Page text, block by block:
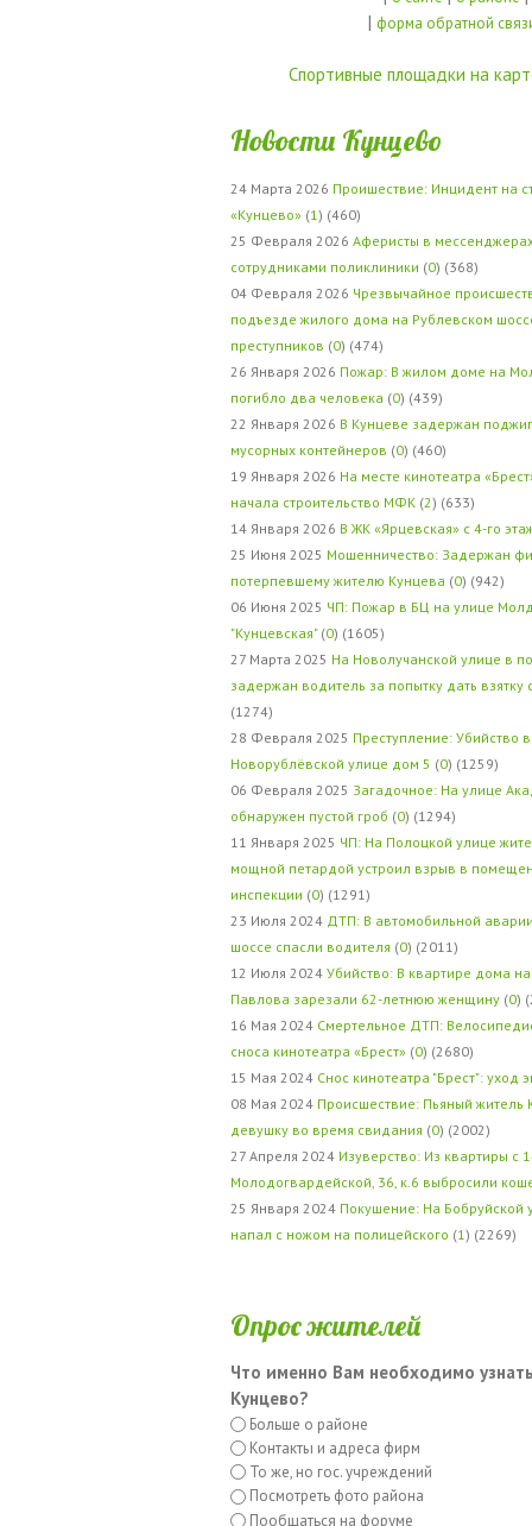
| форма обратной
Спортивные площадки на
Новости Кунцево
24 Марта 2026 Проишествие: Инцидент на
«Кунцево» (1 ) (460)
25 Февраля 2026 Аферисты в
сотрудниками поликлиники (0) (368)
04 Февраля 2026 Чрезвычайное
подъезде жилого дома на Рублевском
преступников (0) (474)
26 Января 2026 Пожар: В жилом доме на
погибло два человека (0) (439)
22 Января 2026 В Кунцеве задержан
мусорных контейнеров (0) (460)
19 Января 2026 На месте кинотеатра
начала строительство МФК (2) (633)
14 Января 2026 В ЖК «Ярцевская» с 4-го
25 Июня 2025 Мошенничество: Задержан
потерпевшему жителю Кунцева (0) (942)
06 Июня 2025 ЧП: Пожар в БЦ на улице
"Кунцевская" (0) (1605)
27 Марта 2025 На Новолучанской улице в
задержан водитель за попытку дать
(1274)
28 Февраля 2025 Преступление: Убийство
Новорублёвской улице дом 5 (0) (1259)
06 Февраля 2025 Загадочное: На улице
обнаружен пустой гроб (0) (1294)
11 Января 2025 ЧП: На Полоцкой улице
мощной петардой устроил взрыв в
инспекции (0) (1291)
23 Июля 2024 ДТП: В автомобильной
шоссе спасли водителя (0) (2011)
12 Июля 2024 Убийство: В квартире дома
Павлова зарезали 62-летнюю женщину (0)
16 Мая 2024 Смертельное ДТП:
сноса кинотеатра «Брест» (0) (2680)
15 Мая 2024 Снос кинотеатра "Брест": уход
08 Мая 2024 Происшествие: Пьяный житель
девушку во время свидания (0) (2002)
27 Апреля 2024 Изуверство: Из квартиры с
Молодогвардейской, 36, к.6 выбросили
25 Января 2024 Покушение: На Бобруйской
напал с ножом на полицейского (1 ) (2269)
Опрос жителей
Что именно Вам необходимо
Кунцево?
Больше о районе
Контакты и адреса фирм
То же, но гос. учреждений
Посмотреть фото района
Пообщаться на форуме